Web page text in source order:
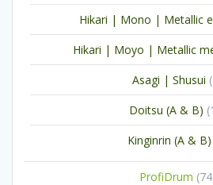
Hikari | Mono | Metallic
Hikari | Moyo | Metallic
Asagi | Shusui
Doitsu (A & B)
Kinginrin (A & B)
ProfiDrum 74